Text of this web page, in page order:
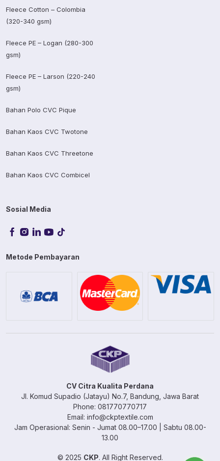
Fleece Cotton – Colombia
(320-340 gsm)
Fleece PE – Logan (280-300
gsm)
Fleece PE – Larson (220-240
gsm)
Bahan Polo CVC Pique
Bahan Kaos CVC Twotone
Bahan Kaos CVC Threetone
Bahan Kaos CVC Combicel
Sosial Media
Metode Pembayaran
CV Citra Kualita Perdana
Jl. Komud Supadio (Jatayu) No.7, Bandung, Jawa Barat
Phone: 081770770717
Email: info@ckptextile.com
Jam Operasional: Senin - Jumat 08.00–17.00 | Sabtu 08.00-
13.00
© 2025 CKP. All Right Reserved.